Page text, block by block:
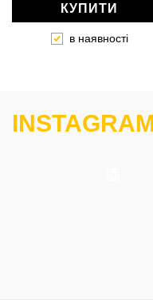
КУПИТИ
в наявності
INSTAGRAM